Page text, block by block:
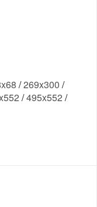
/269x300 /
/495x552 /